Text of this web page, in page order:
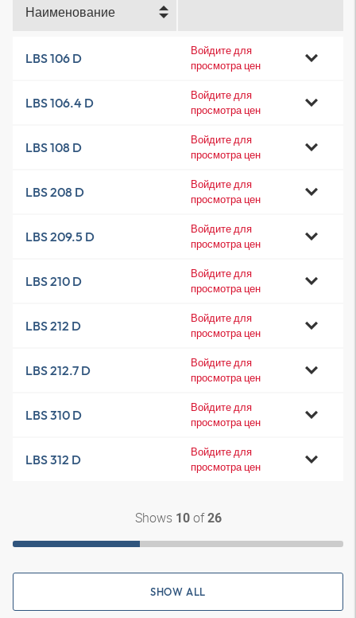
Наименование
LBS 106 D
Войдите для
просмотра цен
LBS 106.4 D
Войдите для
просмотра цен
LBS 108 D
Войдите для
просмотра цен
LBS 208 D
Войдите для
просмотра цен
LBS 209.5 D
Войдите для
просмотра цен
LBS 210 D
Войдите для
просмотра цен
LBS 212 D
Войдите для
просмотра цен
LBS 212.7 D
Войдите для
просмотра цен
LBS 310 D
Войдите для
просмотра цен
LBS 312 D
Войдите для
просмотра цен
Shows 10of26
SHOW ALL